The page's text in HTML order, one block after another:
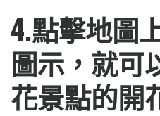
4.點擊地圖
圖示，就可
花景點的開